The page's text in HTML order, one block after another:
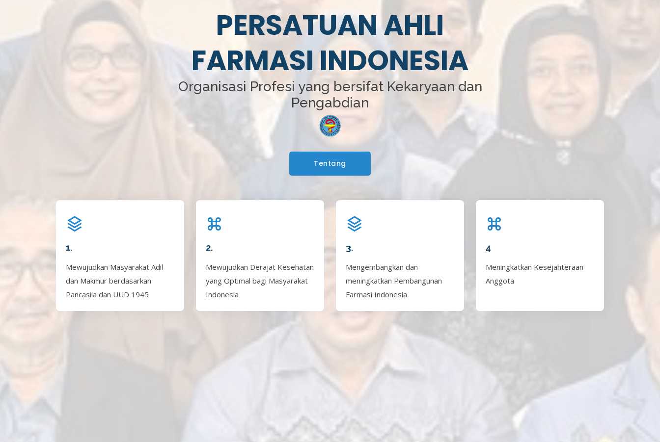
PERSATUAN AHLI
FARMASI INDONESIA
Organisasi Profesi yang bersifat Kekaryaan dan
Pengabdian
Tentang
1.
Mewujudkan Masyarakat Adil
dan Makmur berdasarkan
Pancasila dan UUD 1945
2.
Mewujudkan Derajat Kesehatan
yang Optimal bagi Masyarakat
Indonesia
3.
Mengembangkan dan
meningkatkan Pembangunan
Farmasi Indonesia
4
Meningkatkan Kesejahteraan
Anggota